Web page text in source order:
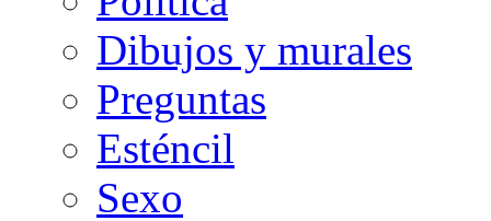
Dibujos y murales
Preguntas
Esténcil
Sexo